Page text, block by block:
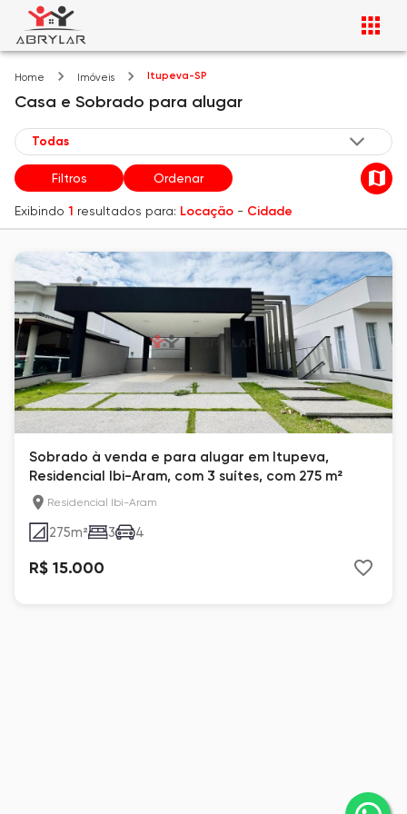
Home Imóveis Itupeva-SP
Casa e Sobrado para alugar
Filtros Ordenar
Exibindo 1 resultados para: Locação - Cidade
Sobrado à venda e para alugar em Itupeva,
Residencial Ibi-Aram, com 3 suítes, com 275 m²
Residencial Ibi-Aram
275m² 3 4
R$ 15.000